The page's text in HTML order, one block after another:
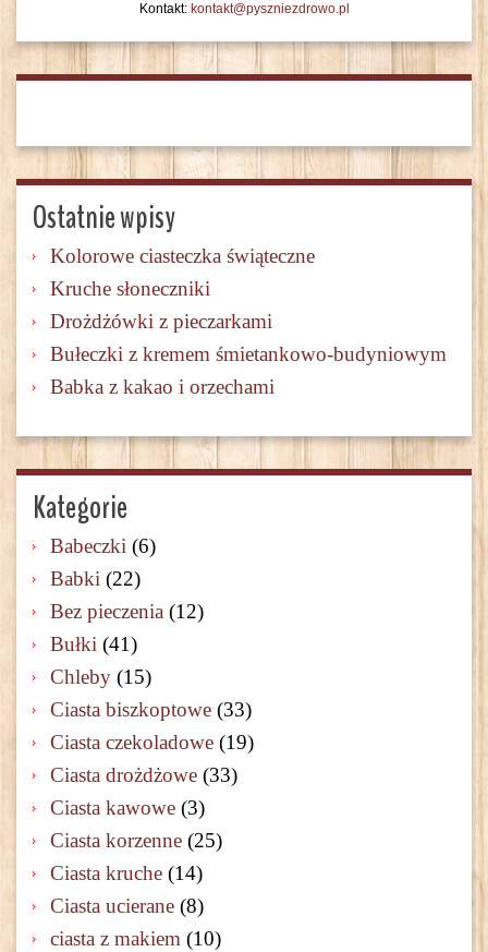
Kontakt: kontakt@pyszniezdrowo.pl
Ostatnie wpisy
Kolorowe ciasteczka świąteczne
Kruche słoneczniki
Drożdżówki z pieczarkami
Bułeczki z kremem śmietankowo-budyniowym
Babka z kakao i orzechami
Kategorie
Babeczki (6)
Babki (22)
Bez pieczenia (12)
Bułki (41)
Chleby (15)
Ciasta biszkoptowe (33)
Ciasta czekoladowe (19)
Ciasta drożdżowe (33)
Ciasta kawowe (3)
Ciasta korzenne (25)
Ciasta kruche (14)
Ciasta ucierane (8)
ciasta z makiem (10)